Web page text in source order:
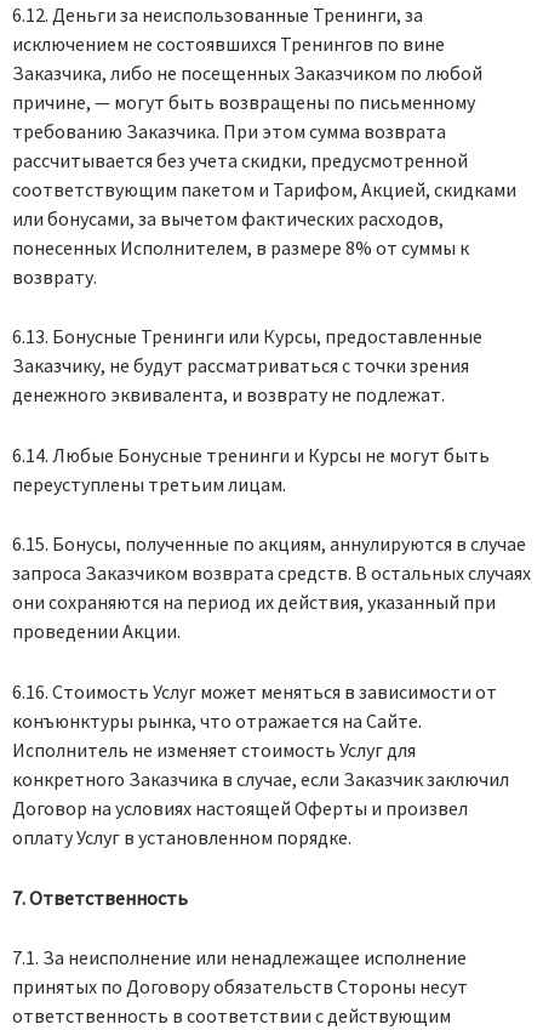
6.12. Деньги за неиспользованные Тренинги, за
исключением не состоявшихся Тренингов по вине
Заказчика, либо не посещенных Заказчиком по любой
причине, — могут быть возвращены по письменному
требованию Заказчика. При этом сумма возврата
рассчитывается без учета скидки, предусмотренной
соответствующим пакетом и Тарифом, Акцией, скидками
или бонусами, за вычетом фактических расходов,
понесенных Исполнителем, в размере 8% от суммы к
возврату.
6.13. Бонусные Тренинги или Курсы, предоставленные
Заказчику, не будут рассматриваться с точки зрения
денежного эквивалента, и возврату не подлежат.
6.14. Любые Бонусные тренинги и Курсы не могут быть
переуступлены третьим лицам.
6.15. Бонусы, полученные по акциям, аннулируются в случае
запроса Заказчиком возврата средств. В остальных случаях
они сохраняются на период их действия, указанный при
проведении Акции.
6.16. Стоимость Услуг может меняться в зависимости от
конъюнктуры рынка, что отражается на Сайте.
Исполнитель не изменяет стоимость Услуг для
конкретного Заказчика в случае, если Заказчик заключил
Договор на условиях настоящей Оферты и произвел
оплату Услуг в установленном порядке.
7. Ответственность
7.1. За неисполнение или ненадлежащее исполнение
принятых по Договору обязательств Стороны несут
ответственность в соответствии с действующим